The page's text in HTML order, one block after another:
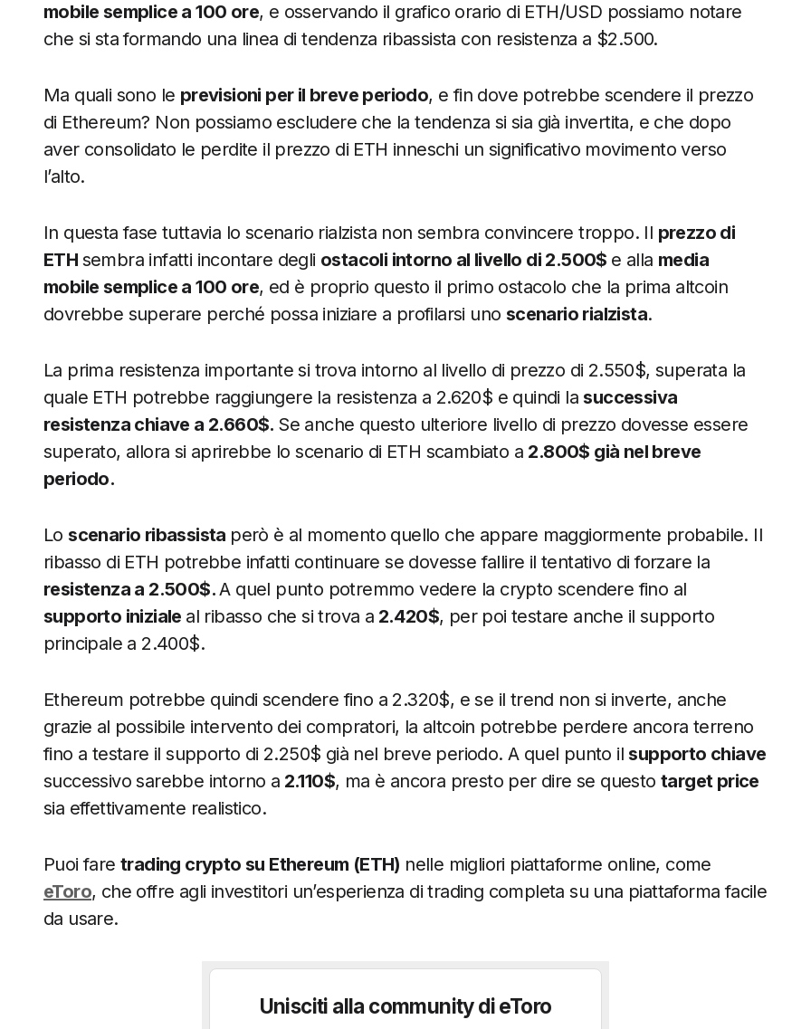
mobile semplice a 100 ore, e osservando il grafico orario di ETH/USD possiamo notare
che si sta formando una linea di tendenza ribassista con resistenza a $2.500.
Ma quali sono le previsioni per il breve periodo, e fin dove potrebbe scendere il prezzo
di Ethereum? Non possiamo escludere che la tendenza si sia già invertita, e che dopo
aver consolidato le perdite il prezzo di ETH inneschi un significativo movimento verso
l’alto.
In questa fase tuttavia lo scenario rialzista non sembra convincere troppo. Il prezzo di
ETH sembra infatti incontare degli ostacoli intorno al livello di 2.500$ e alla media
mobile semplice a 100 ore, ed è proprio questo il primo ostacolo che la prima altcoin
dovrebbe superare perché possa iniziare a profilarsi uno scenario rialzista.
La prima resistenza importante si trova intorno al livello di prezzo di 2.550$, superata la
quale ETH potrebbe raggiungere la resistenza a 2.620$ e quindi la successiva
resistenza chiave a 2.660$. Se anche questo ulteriore livello di prezzo dovesse essere
superato, allora si aprirebbe lo scenario di ETH scambiato a 2.800$ già nel breve
periodo.
Lo scenario ribassista però è al momento quello che appare maggiormente probabile. Il
ribasso di ETH potrebbe infatti continuare se dovesse fallire il tentativo di forzare la
resistenza a 2.500$.A quel punto potremmo vedere la crypto scendere fino al
supporto iniziale al ribasso che si trova a 2.420$, per poi testare anche il supporto
principale a 2.400$.
Ethereum potrebbe quindi scendere fino a 2.320$, e se il trend non si inverte, anche
grazie al possibile intervento dei compratori, la altcoin potrebbe perdere ancora terreno
fino a testare il supporto di 2.250$ già nel breve periodo. A quel punto il supporto chiave
successivo sarebbe intorno a 2.110$, ma è ancora presto per dire se questotarget price
sia effettivamente realistico.
Puoi fare trading crypto su Ethereum (ETH) nelle migliori piattaforme online, come
eToro, che offre agli investitori un’esperienza di trading completa su una piattaforma facile
da usare.
Unisciti alla community di eToro